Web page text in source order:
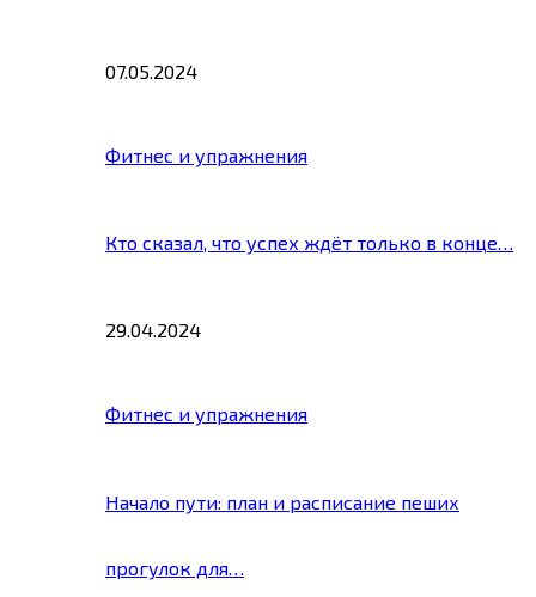
07.05.2024
Фитнес и упражнения
Кто сказал, что успех ждёт только в конце…
29.04.2024
Фитнес и упражнения
Начало пути: план и расписание пеших
прогулок для…